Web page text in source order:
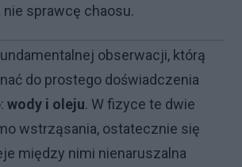
nie sprawcę chaosu.
obserwacji, którą
do prostego doświadczenia
wody i oleju. W fizyce te dwie
wstrząsania, ostatecznie się
między nimi nienaruszalna